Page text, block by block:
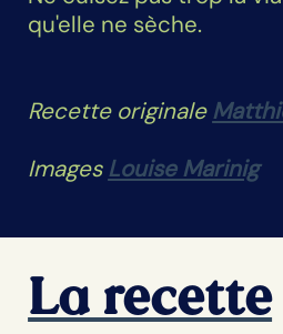
qu'elle ne sèche.
Recette originale
ImagesLouise Marinig
La recette